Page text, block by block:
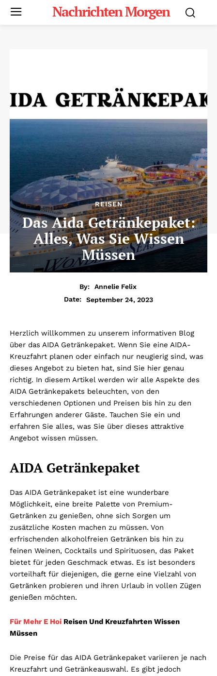
Nachrichten Morgen
REISEN
Das Aida Getränkepaket:
Alles, Was Sie Wissen
Müssen
By:
Annelie Felix
Date:
September 24, 2023
Herzlich willkommen zu unserem informativen Blog
über das AIDA Getränkepaket. Wenn Sie eine AIDA-
Kreuzfahrt planen oder einfach nur neugierig sind, was
dieses Angebot zu bieten hat, sind Sie hier genau
richtig. In diesem Artikel werden wir alle Aspekte des
AIDA Getränkepakets beleuchten, von den
verschiedenen Optionen und Preisen bis hin zu den
Erfahrungen anderer Gäste. Tauchen Sie ein und
erfahren Sie alles, was Sie über dieses attraktive
Angebot wissen müssen.
AIDA Getränkepaket
Das AIDA Getränkepaket ist eine wunderbare
Möglichkeit, eine breite Palette von Premium-
Getränken zu genießen, ohne sich Sorgen um
zusätzliche Kosten machen zu müssen. Von
erfrischenden alkoholfreien Getränken bis hin zu
feinen Weinen, Cocktails und Spirituosen, das Paket
bietet für jeden Geschmack etwas. Es ist besonders
vorteilhaft für diejenigen, die gerne eine Vielzahl von
Getränken probieren und ihren Urlaub in vollen Zügen
genießen möchten.
Für Mehr E Hoi Reisen Und Kreuzfahrten Wissen
Müssen
Die Preise für das AIDA Getränkepaket variieren je nach
Kreuzfahrt und Getränkeauswahl. Es gibt jedoch